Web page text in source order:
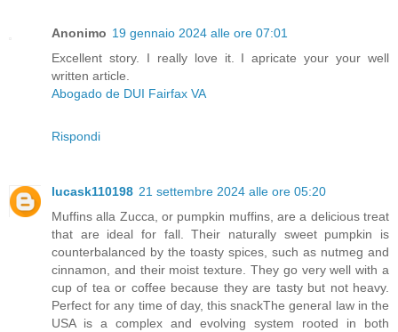
Anonimo 19 gennaio 2024 alle ore 07:01
Excellent story. I really love it. I apricate your your well
written article.
Abogado de DUI Fairfax VA
Rispondi
lucask110198 21 settembre 2024 alle ore 05:20
Muffins alla Zucca, or pumpkin muffins, are a delicious treat
that are ideal for fall. Their naturally sweet pumpkin is
counterbalanced by the toasty spices, such as nutmeg and
cinnamon, and their moist texture. They go very well with a
cup of tea or coffee because they are tasty but not heavy.
Perfect for any time of day, this snackThe general law in the
USA is a complex and evolving system rooted in both